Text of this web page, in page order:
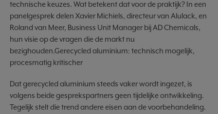
technische keuzes. Wat betekent dat voor de praktijk? In een
panelgesprek delen Xavier Michiels, directeur van Alulack, en
Roland van Meer, Business Unit Manager bij AD Chemicals,
hun visie op de vragen die de markt nu
bezighouden.Gerecycled aluminium: technisch mogelijk,
procesmatig kritischer
Dat gerecycled aluminium steeds vaker wordt ingezet, is
volgens beide gesprekspartners geen tijdelijke ontwikkeling.
Tegelijk stelt die trend andere eisen aan de voorbehandeling.